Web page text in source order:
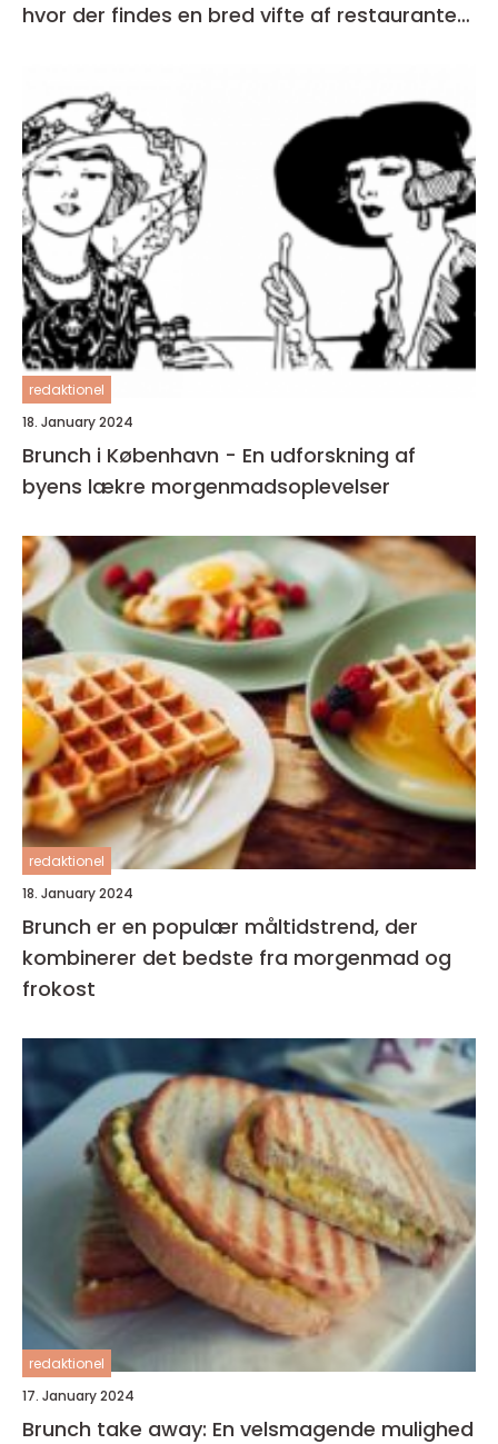
hvor der findes en bred vifte af restauranter,
redaktionel
18. January 2024
Brunch i København - En udforskning af
byens lækre morgenmadsoplevelser
redaktionel
18. January 2024
Brunch er en populær måltidstrend, der
kombinerer det bedste fra morgenmad og
frokost
redaktionel
17. January 2024
Brunch take away: En velsmagende mulighed